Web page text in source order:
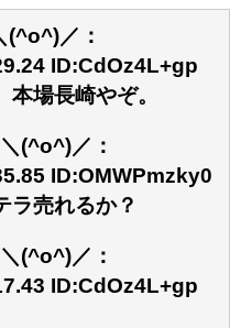
(^o^)／：
ID:CdOz4L+gp
場長崎やぞ。
(^o^)／：
ID:OMWPmzky0
ラ売れるか？
(^o^)／：
ID:CdOz4L+gp